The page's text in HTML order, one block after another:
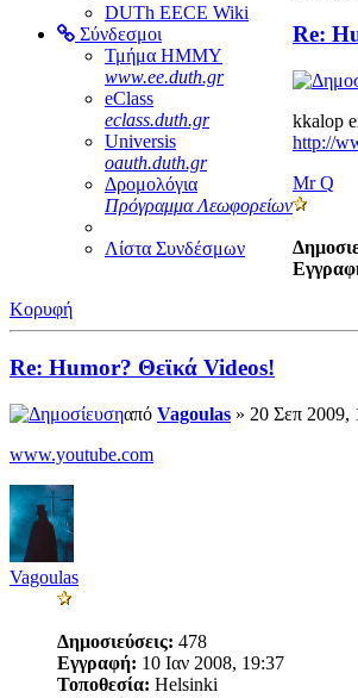
DUTh EECE Wiki
Σύνδεσμοι
Τμήμα ΗΜΜΥ
www.ee.duth.gr
eClass
eclass.duth.gr
Universis
oauth.duth.gr
Δρομολόγια
Πρόγραμμα Λεωφορείων
Λίστα Συνδέσμων
Re:
kkalop
http://
Mr Q
Κορυφή
Re: Humor? Θεϊκά Videos!
από Vagoulas » 20 Σεπ 2009,
www.youtube.com
Vagoulas
Δημοσιεύσεις: 478
Εγγραφή: 10 Ιαν 2008, 19:37
Τοποθεσία: Helsinki